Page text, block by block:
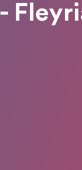
-